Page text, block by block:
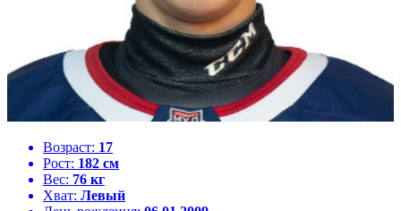
Возраст: 17
Рост: 182 см
Вес: 76 кг
Хват: Левый